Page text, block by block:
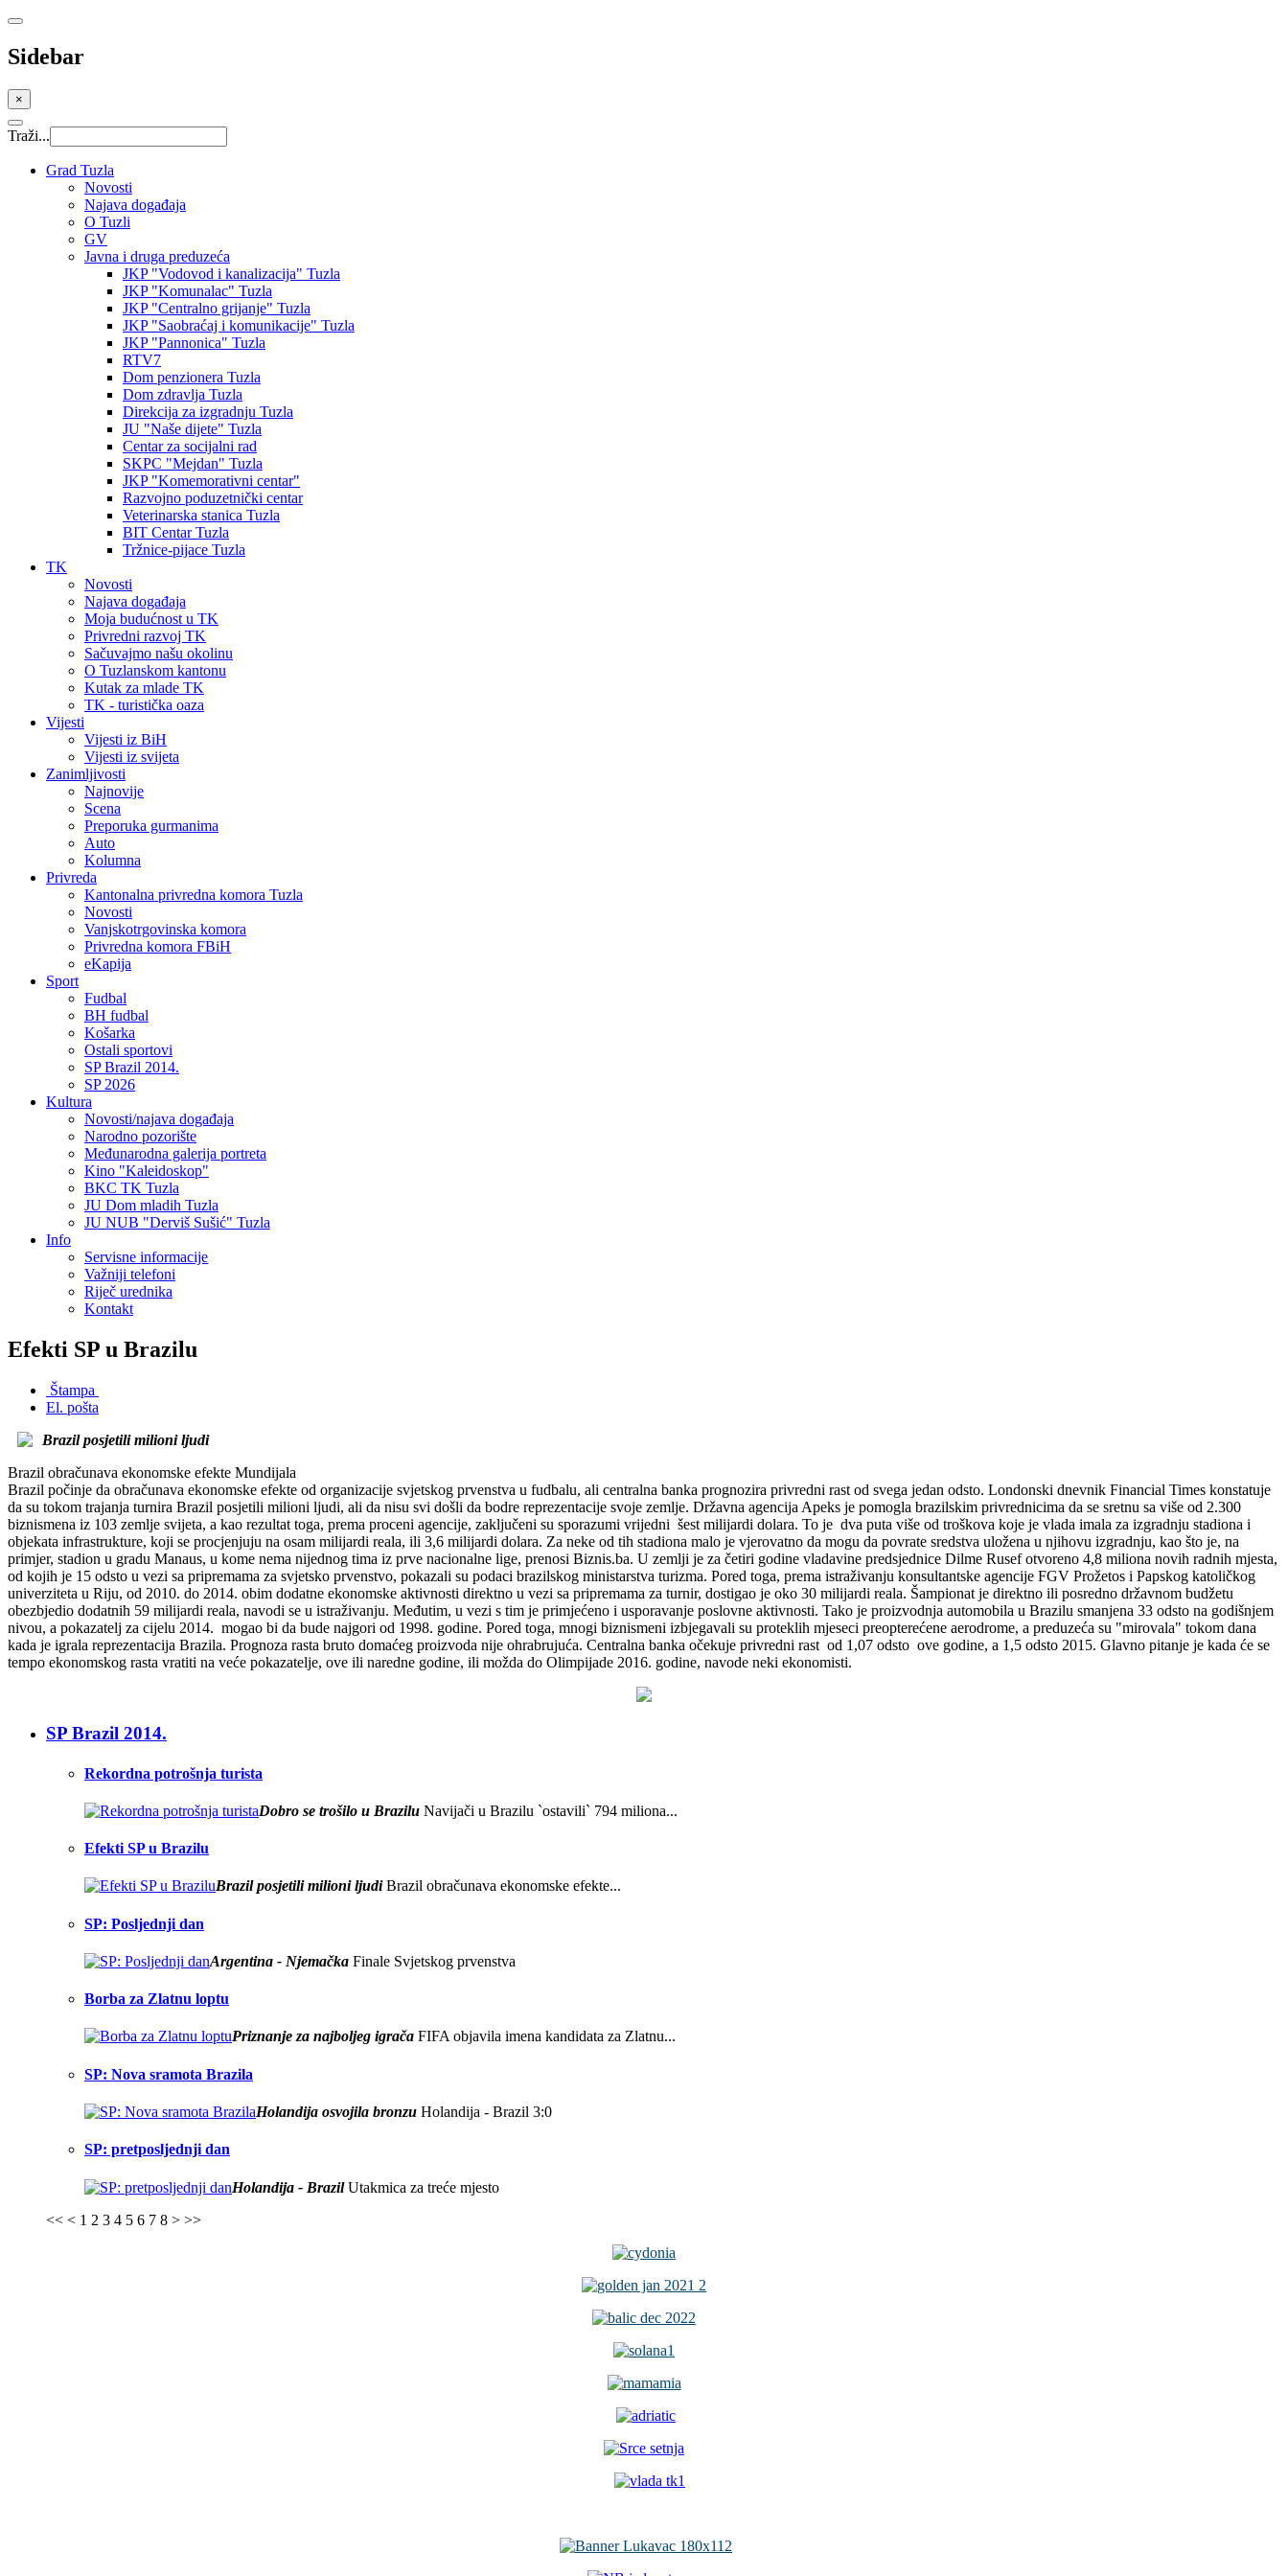
Sidebar
×
Traži...
Grad Tuzla
Novosti
Najava događaja
O Tuzli
GV
Javna i druga preduzeća
JKP "Vodovod i kanalizacija" Tuzla
JKP "Komunalac" Tuzla
JKP "Centralno grijanje" Tuzla
JKP "Saobraćaj i komunikacije" Tuzla
JKP "Pannonica" Tuzla
RTV7
Dom penzionera Tuzla
Dom zdravlja Tuzla
Direkcija za izgradnju Tuzla
JU "Naše dijete" Tuzla
Centar za socijalni rad
SKPC "Mejdan" Tuzla
JKP "Komemorativni centar"
Razvojno poduzetnički centar
Veterinarska stanica Tuzla
BIT Centar Tuzla
Tržnice-pijace Tuzla
TK
Novosti
Najava događaja
Moja budućnost u TK
Privredni razvoj TK
Sačuvajmo našu okolinu
O Tuzlanskom kantonu
Kutak za mlade TK
TK - turistička oaza
Vijesti
Vijesti iz BiH
Vijesti iz svijeta
Zanimljivosti
Najnovije
Scena
Preporuka gurmanima
Auto
Kolumna
Privreda
Kantonalna privredna komora Tuzla
Novosti
Vanjskotrgovinska komora
Privredna komora FBiH
eKapija
Sport
Fudbal
BH fudbal
Košarka
Ostali sportovi
SP Brazil 2014.
SP 2026
Kultura
Novosti/najava događaja
Narodno pozorište
Međunarodna galerija portreta
Kino "Kaleidoskop"
BKC TK Tuzla
JU Dom mladih Tuzla
JU NUB "Derviš Sušić" Tuzla
Info
Servisne informacije
Važniji telefoni
Riječ urednika
Kontakt
Efekti SP u Brazilu
Štampa
El. pošta
Brazil posjetili milioni ljudi
Brazil obračunava ekonomske efekte Mundijala
Brazil počinje da obračunava ekonomske efekte od organizacije svjetskog prvenstva u fudbalu, ali centralna banka prognozira privredni rast od svega jedan odsto. Londonski dnevnik Financial Times konstatuje
da su tokom trajanja turnira Brazil posjetili milioni ljudi, ali da nisu svi došli da bodre reprezentacije svoje zemlje. Državna agencija Apeks je pomogla brazilskim privrednicima da se sretnu sa više od 2.300
biznismena iz 103 zemlje svijeta, a kao rezultat toga, prema proceni agencije, zaključeni su sporazumi vrijedni šest milijardi dolara. To je dva puta više od troškova koje je vlada imala za izgradnju stadiona i
objekata infrastrukture, koji se procjenjuju na osam milijardi reala, ili 3,6 milijardi dolara. Za neke od tih stadiona malo je vjerovatno da mogu da povrate sredstva uložena u njihovu izgradnju, kao što je, na
primjer, stadion u gradu Manaus, u kome nema nijednog tima iz prve nacionalne lige, prenosi Biznis.ba. U zemlji je za četiri godine vladavine predsjednice Dilme Rusef otvoreno 4,8 miliona novih radnih mjesta,
od kojih je 15 odsto u vezi sa pripremama za svjetsko prvenstvo, pokazali su podaci brazilskog ministarstva turizma. Pored toga, prema istraživanju konsultantske agencije FGV Prožetos i Papskog katoličkog
univerziteta u Riju, od 2010. do 2014. obim dodatne ekonomske aktivnosti direktno u vezi sa pripremama za turnir, dostigao je oko 30 milijardi reala. Šampionat je direktno ili posredno državnom budžetu
obezbjedio dodatnih 59 milijardi reala, navodi se u istraživanju. Međutim, u vezi s tim je primjećeno i usporavanje poslovne aktivnosti. Tako je proizvodnja automobila u Brazilu smanjena 33 odsto na godišnjem
nivou, a pokazatelj za cijelu 2014. mogao bi da bude najgori od 1998. godine. Pored toga, mnogi biznismeni izbjegavali su proteklih mjeseci preopterećene aerodrome, a preduzeća su "mirovala" tokom dana
kada je igrala reprezentacija Brazila. Prognoza rasta bruto domaćeg proizvoda nije ohrabrujuća. Centralna banka očekuje privredni rast od 1,07 odsto ove godine, a 1,5 odsto 2015. Glavno pitanje je kada će se
tempo ekonomskog rasta vratiti na veće pokazatelje, ove ili naredne godine, ili možda do Olimpijade 2016. godine, navode neki ekonomisti.
SP Brazil 2014.
Rekordna potrošnja turista
Dobro se trošilo u Brazilu Navijači u Brazilu `ostavili` 794 miliona...
Efekti SP u Brazilu
Brazil posjetili milioni ljudiBrazil obračunava ekonomske efekte...
SP: Posljednji dan
Argentina - Njemačka Finale Svjetskog prvenstva
Borba za Zlatnu loptu
Priznanje za najboljeg igrača FIFA objavila imena kandidata za Zlatnu...
SP: Nova sramota Brazila
Holandija osvojila bronzu Holandija - Brazil 3:0
SP: pretposljednji dan
Holandija - BrazilUtakmica za treće mjesto
<< < 1 2 3 4 5 6 7 8 > >>